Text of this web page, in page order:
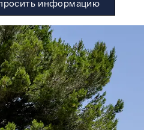
информацию